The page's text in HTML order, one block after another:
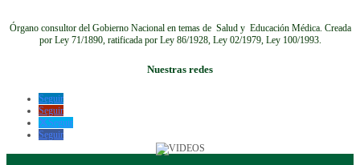
Órgano consultor del Gobierno Nacional en temas de Salud y Educación Médica. Creada
por Ley 71/1890, ratificada por Ley 86/1928, Ley 02/1979, Ley 100/1993.
Nuestras redes
Seguir
Seguir
Seguir
Seguir